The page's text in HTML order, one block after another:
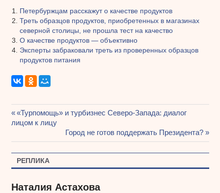
Петербуржцам расскажут о качестве продуктов
Треть образцов продуктов, приобретенных в магазинах
северной столицы, не прошла тест на качество
О качестве продуктов — объективно
Эксперты забраковали треть из проверенных образцов
продуктов питания
Навигация
по
записям
Предыдущая
запись:
«Турпомощь» и турбизнес Северо-Запада: диалог
лицом к лицу
Следующая
запись:
Город не готов поддержать Президента?
РЕПЛИКА
Наталия Астахова